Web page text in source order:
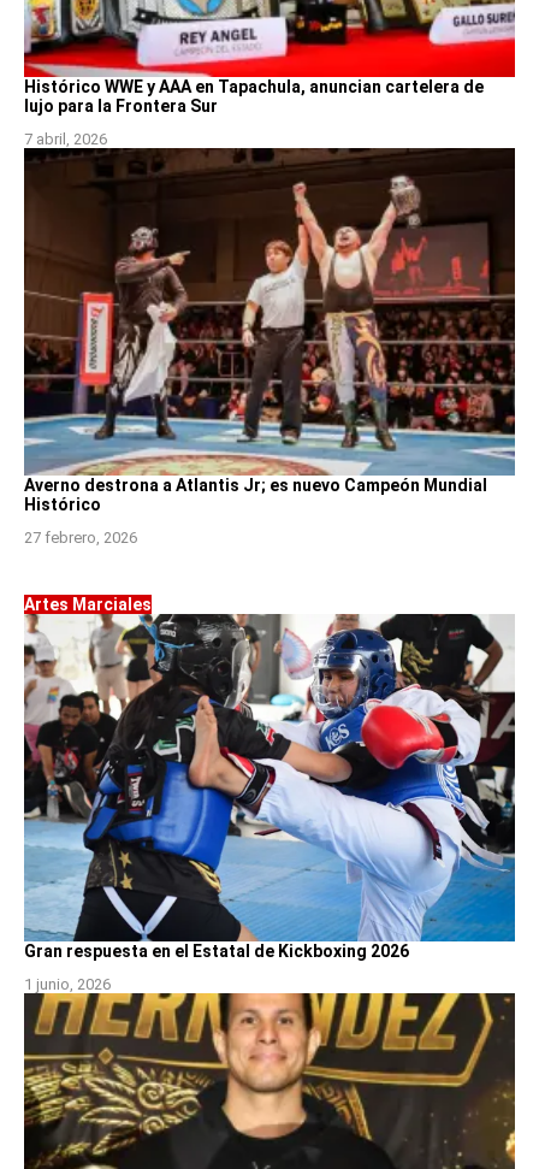
Histórico WWE y AAA en Tapachula, anuncian cartelera de
lujo para la Frontera Sur
7 abril, 2026
Averno destrona a Atlantis Jr; es nuevo Campeón Mundial
Histórico
27 febrero, 2026
Artes Marciales
Gran respuesta en el Estatal de Kickboxing 2026
1 junio, 2026